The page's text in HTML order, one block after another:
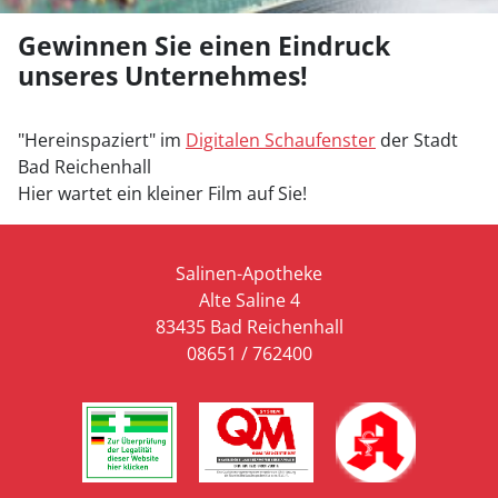
Gewinnen Sie einen Eindruck
unseres Unternehmes!
"Hereinspaziert" im Digitalen Schaufenster der Stadt
Bad Reichenhall
Hier wartet ein kleiner Film auf Sie!
Salinen-Apotheke
Alte Saline 4
83435 Bad Reichenhall
08651 / 762400